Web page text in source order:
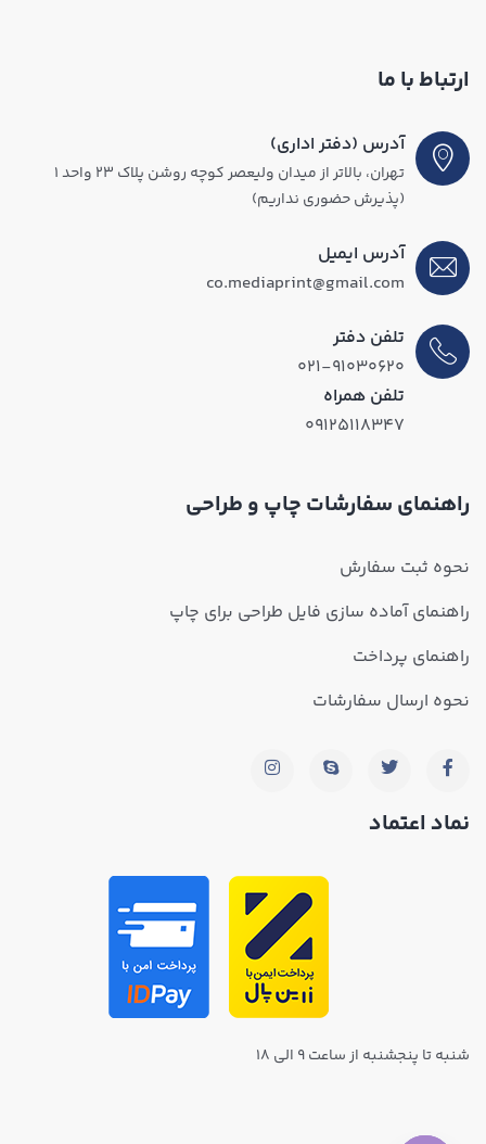
ارتباط با ما
آدرس (دفتر اداری)
تهران، بالاتر از میدان ولیعصر کوچه روشن پلاک ۲۳ واحد ۱
(پذیرش حضوری نداریم)
آدرس ایمیل
co.mediaprint@gmail.com
تلفن دفتر
۰۲۱-۹۱۰۳۰۶۲۰
تلفن همراه
۰۹۱۲۵۱۱۸۳۴۷
راهنمای سفارشات چاپ و طراحی
نحوه ثبت سفارش
راهنمای آماده سازی فایل طراحی برای چاپ
راهنمای پرداخت
نحوه ارسال سفارشات
نماد اعتماد
شنبه تا پنجشنبه از ساعت ۹ الی ۱۸